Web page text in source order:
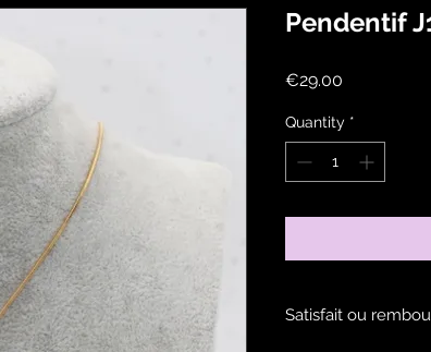
Pendentif
€29.00
Quantity *
Satisfait ou